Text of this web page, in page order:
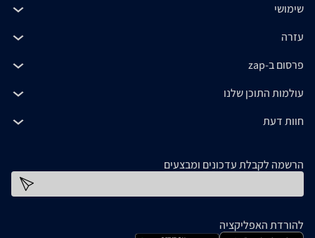
שימושי
עזרה
פרסום ב-zap
עולמות התוכן שלנו
חוות דעת
הרשמה לקבלת עדכונים ומבצעים
להורדת האפליקציה